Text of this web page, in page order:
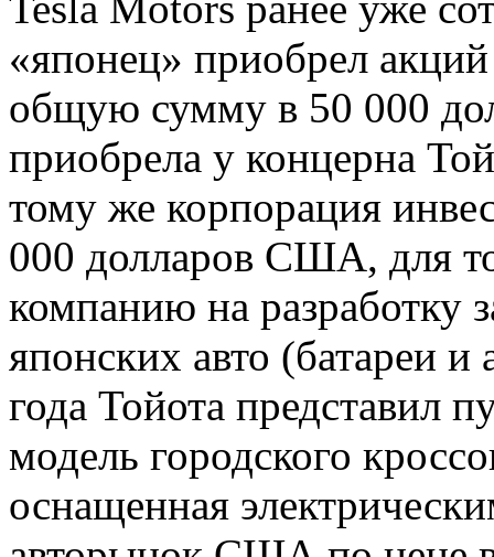
«японец» приобрел
общую сумму в 50 000
приобрела у концерна
тому же корпорация
000 долларов США, для
компанию на разработку
японских авто (батареи
года Тойота представил
модель городского
оснащенная